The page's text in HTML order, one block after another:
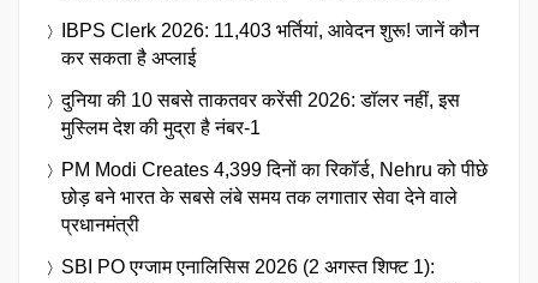
IBPS Clerk 2026: 11,403 भर्तियां, आवेदन शुरू! जानें कौन
कर सकता है अप्लाई
दुनिया की 10 सबसे ताकतवर करेंसी 2026: डॉलर नहीं, इस
मुस्लिम देश की मुद्रा है नंबर-1
PM Modi Creates 4,399 दिनों का रिकॉर्ड, Nehru को पीछे
छोड़ बने भारत के सबसे लंबे समय तक लगातार सेवा देने वाले
प्रधानमंत्री
SBI PO एग्जाम एनालिसिस 2026 (2 अगस्त शिफ्ट 1):